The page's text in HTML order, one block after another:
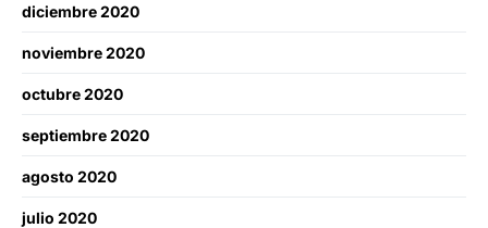
diciembre 2020
noviembre 2020
octubre 2020
septiembre 2020
agosto 2020
julio 2020